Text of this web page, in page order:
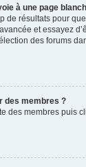
à une page
de résultats pour
et essayez
des forums
des membres ?
des membres puis